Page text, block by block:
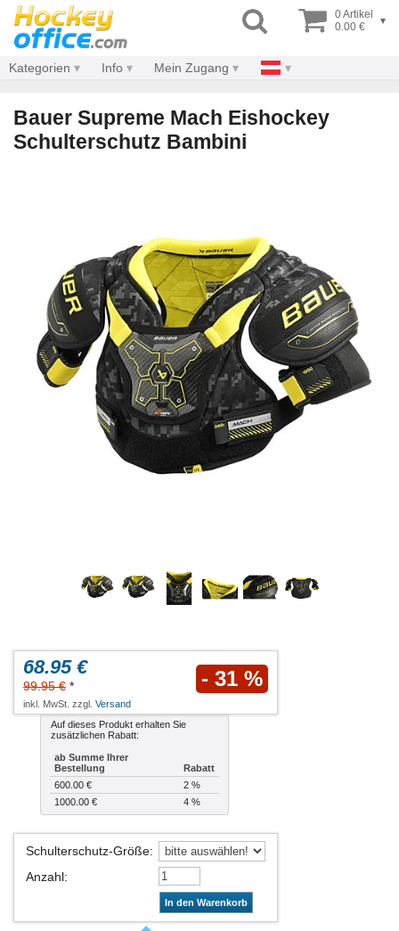
0 Artikel
0.00 €
▾
Kategorien Info Mein Zugang
Bauer Supreme Mach Eishockey
Schulterschutz Bambini
68.95 €
99.95 € * - 31 %
inkl. MwSt. zzgl. Versand
Auf dieses Produkt erhalten Sie
zusätzlichen Rabatt:
ab Summe Ihrer
Bestellung
Rabatt
600.00 €
2 %
1000.00 €
4 %
Schulterschutz-Größe:
Anzahl:
In den Warenkorb